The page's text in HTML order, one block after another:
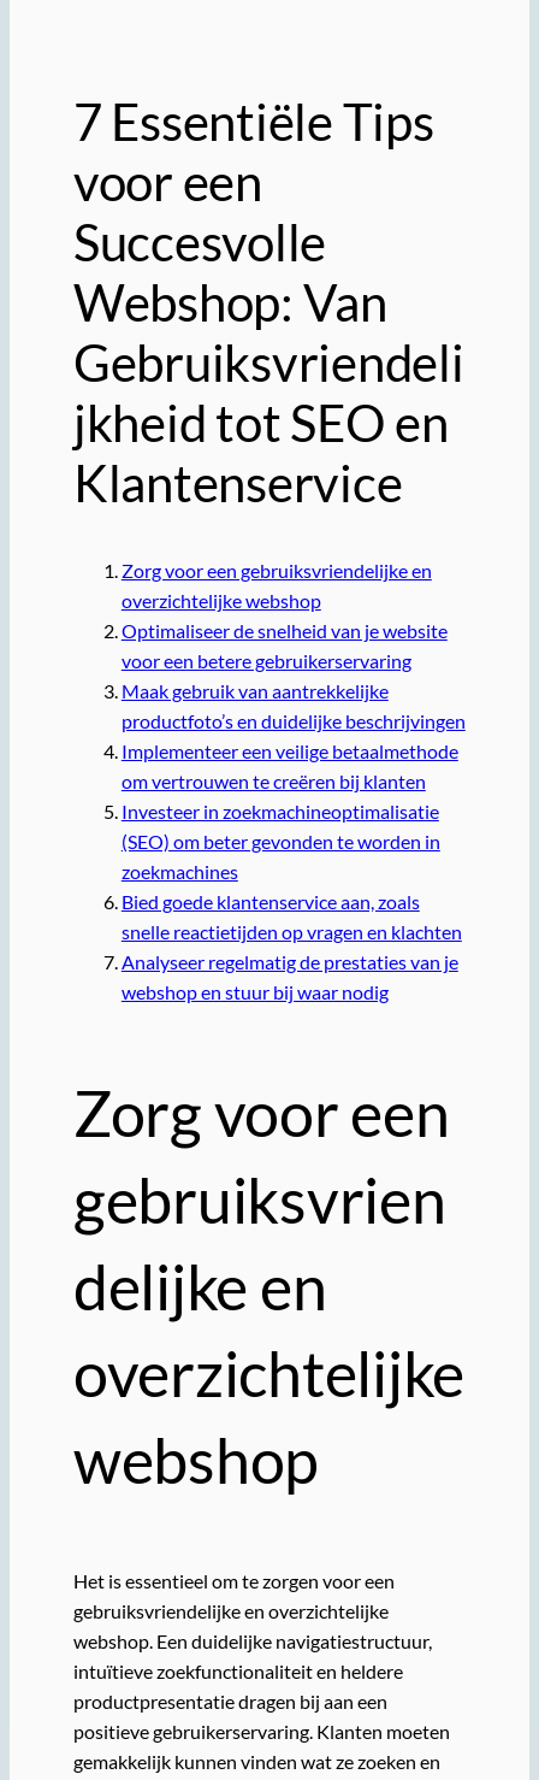
7 Essentiële Tips
voor een
Succesvolle
Webshop: Van
Gebruiksvriendeli
jkheid tot SEO en
Klantenservice
Zorg voor een gebruiksvriendelijke en
overzichtelijke webshop
Optimaliseer de snelheid van je website
voor een betere gebruikerservaring
Maak gebruik van aantrekkelijke
productfoto’s en duidelijke beschrijvingen
Implementeer een veilige betaalmethode
om vertrouwen te creëren bij klanten
Investeer in zoekmachineoptimalisatie
(SEO) om beter gevonden te worden in
zoekmachines
Bied goede klantenservice aan, zoals
snelle reactietijden op vragen en klachten
Analyseer regelmatig de prestaties van je
webshop en stuur bij waar nodig
Zorg voor een
gebruiksvrien
delijke en
overzichtelijke
webshop
Het is essentieel om te zorgen voor een
gebruiksvriendelijke en overzichtelijke
webshop. Een duidelijke navigatiestructuur,
intuïtieve zoekfunctionaliteit en heldere
productpresentatie dragen bij aan een
positieve gebruikerservaring. Klanten moeten
gemakkelijk kunnen vinden wat ze zoeken en